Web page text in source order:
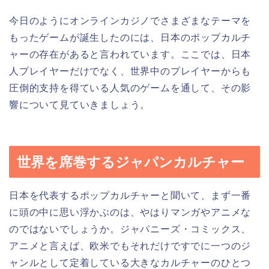
今日のようにオンラインカジノでさまざまなテーマを
もったゲームが誕生したのには、日本のポップカルチ
ャーの存在があると言われています。ここでは、日本
人プレイヤーだけでなく、世界中のプレイヤーからも
圧倒的支持を得ている人気のゲームを通して、その影
響について見ていきましょう。
世界を席巻するジャパンカルチャー
日本を代表するポップカルチャーと聞いて、まず一番
に頭の中に思い浮かぶのは、やはりマンガやアニメな
のではないでしょうか。ジャパニーズ・コミックス、
アニメと言えば、欧米でもそれだけですでに一つのジ
ャンルとして定着している大きなカルチャーのひとつ